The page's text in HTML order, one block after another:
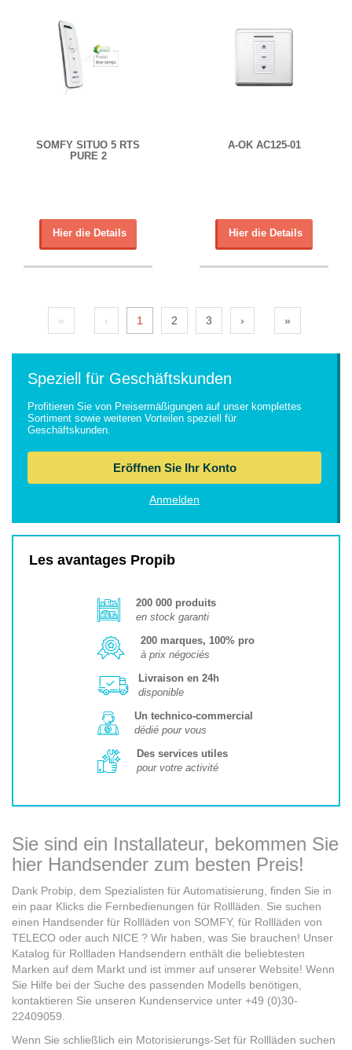
SOMFY SITUO 5 RTS
PURE 2
Hier die Details
A-OK AC125-01
Hier die Details
« ‹ 1 2 3 › »
Speziell für Geschäftskunden
Profitieren Sie von Preisermäßigungen auf unser komplettes
Sortiment sowie weiteren Vorteilen speziell für
Geschäftskunden.
Eröffnen Sie Ihr Konto
Anmelden
Les avantages Propib
200 000 produits
en stock garanti
200 marques, 100% pro
à prix négociés
Livraison en 24h
disponible
Un technico-commercial
dédié pour vous
Des services utiles
pour votre activité
Sie sind ein Installateur, bekommen Sie
hier Handsender zum besten Preis!
Dank Probip, dem Spezialisten für Automatisierung, finden Sie in
ein paar Klicks die Fernbedienungen für Rollläden. Sie suchen
einen Handsender für Rollläden von SOMFY, für Rollläden von
TELECO oder auch NICE ? Wir haben, was Sie brauchen! Unser
Katalog für Rollladen Handsendern enthält die beliebtesten
Marken auf dem Markt und ist immer auf unserer Website! Wenn
Sie Hilfe bei der Suche des passenden Modells benötigen,
kontaktieren Sie unseren Kundenservice unter +49 (0)30-
22409059.
Wenn Sie schließlich ein Motorisierungs-Set für Rollläden suchen